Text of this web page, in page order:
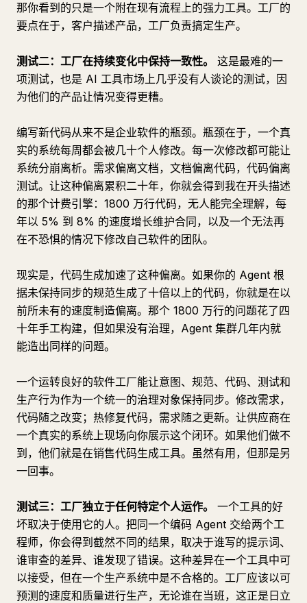
那你看到的只是一个附在现有流程上的强力工具。工厂的
要点在于，客户描述产品，工厂负责搞定生产。
测试二：工厂在持续变化中保持一致性。
这是最难的一
项测试，也是 AI 工具市场上几乎没有人谈论的测试，因
为他们的产品让情况变得更糟。
编写新代码从来不是企业软件的瓶颈。瓶颈在于，一个真
实的系统每周都会被几十个人修改。每一次修改都可能让
系统分崩离析。需求偏离文档，文档偏离代码，代码偏离
测试。让这种偏离累积二十年，你就会得到我在开头描述
的那个计费引擎：1800 万行代码，无人能完全理解，每
年以 5% 到 8% 的速度增长维护合同，以及一个无法再
在不恐惧的情况下修改自己软件的团队。
现实是，代码生成加速了这种偏离。如果你的 Agent 根
据未保持同步的规范生成了十倍以上的代码，你就是在以
前所未有的速度制造偏离。那个 1800 万行的问题花了四
十年手工构建，但如果没有治理，Agent 集群几年内就
能造出同样的问题。
一个运转良好的软件工厂能让意图、规范、代码、测试和
生产行为作为一个统一的治理对象保持同步。修改需求，
代码随之改变；热修复代码，需求随之更新。让供应商在
一个真实的系统上现场向你展示这个闭环。如果他们做不
到，他们就是在销售代码生成工具。虽然有用，但那是另
一回事。
测试三：工厂独立于任何特定个人运作。
一个工具的好
坏取决于使用它的人。把同一个编码 Agent 交给两个工
程师，你会得到截然不同的结果，取决于谁写的提示词、
谁审查的差异、谁发现了错误。这种差异在一个工具中可
以接受，但在一个生产系统中是不合格的。工厂应该以可
预测的速度和质量进行生产，无论谁在当班，这正是日立